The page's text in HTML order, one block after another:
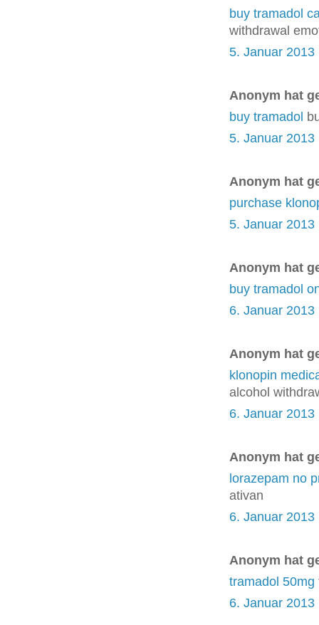
buy tramadol
withdrawal
5. Januar 2013
Anonym hat
buy tramadol
5. Januar 2013
Anonym hat
purchase
5. Januar 2013
Anonym hat
buy tramadol
6. Januar 2013
Anonym hat
klonopin
alcohol
6. Januar 2013
Anonym hat
lorazepam no
ativan
6. Januar 2013
Anonym hat
tramadol 50mg
6. Januar 2013